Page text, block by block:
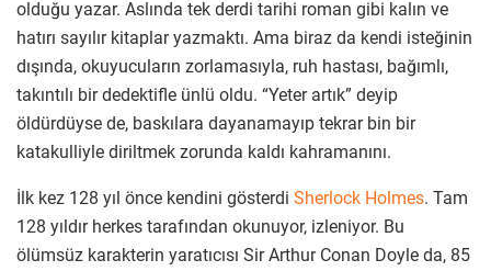
olduğu yazar. Aslında tek derdi tarihi roman gibi kalın ve
hatırı sayılır kitaplar yazmaktı. Ama biraz da kendi isteğinin
dışında, okuyucuların zorlamasıyla, ruh hastası, bağımlı,
takıntılı bir dedektifle ünlü oldu. “Yeter artık” deyip
öldürdüyse de, baskılara dayanamayıp tekrar bin bir
katakulliyle diriltmek zorunda kaldı kahramanını.
İlk kez 128 yıl önce kendini gösterdi Sherlock Holmes. Tam
128 yıldır herkes tarafından okunuyor, izleniyor. Bu
ölümsüz karakterin yaratıcısı Sir Arthur Conan Doyle da, 85